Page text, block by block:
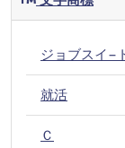
ジョブスイ−
就活
Ｃ